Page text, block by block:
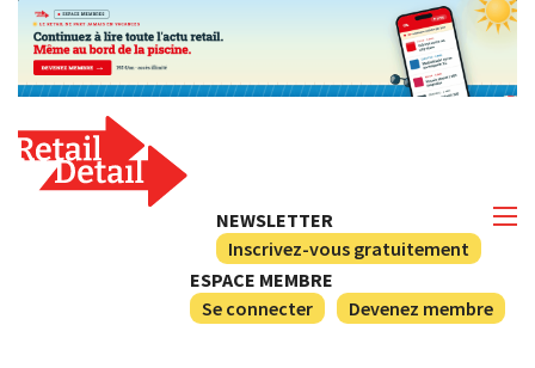
NEWSLETTER
Inscrivez-vous gratuitement
ESPACE MEMBRE
Se connecter
Devenez membre